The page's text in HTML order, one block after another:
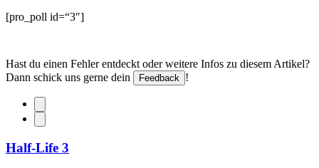
[pro_poll id=“3″]
Hast du einen Fehler entdeckt oder weitere Infos zu diesem Artikel?
Dann schick uns gerne dein
Feedback !
Half-Life 3